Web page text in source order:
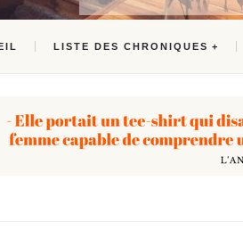
LISTE DES CHRONIQUES